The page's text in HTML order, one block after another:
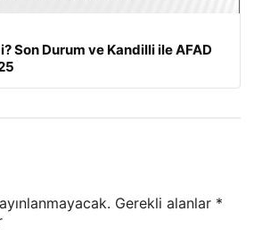
Son Durum ve Kandilli ile AFAD
Gerekli alanlar *